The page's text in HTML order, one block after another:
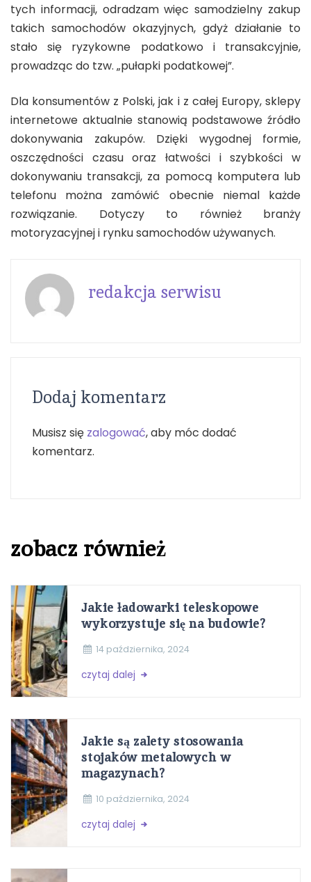
tych informacji, odradzam więc samodzielny zakup
takich samochodów okazyjnych, gdyż działanie to
stało się ryzykowne podatkowo i transakcyjnie,
prowadząc do tzw. „pułapki podatkowej”.
Dla konsumentów z Polski, jak i z całej Europy, sklepy
internetowe aktualnie stanowią podstawowe źródło
dokonywania zakupów. Dzięki wygodnej formie,
oszczędności czasu oraz łatwości i szybkości w
dokonywaniu transakcji, za pomocą komputera lub
telefonu można zamówić obecnie niemal każde
rozwiązanie. Dotyczy to również branży
motoryzacyjnej i rynku samochodów używanych.
redakcja serwisu
Dodaj komentarz
Musisz się zalogować, aby móc dodać
komentarz.
zobacz również
Jakie ładowarki teleskopowe
wykorzystuje się na budowie?
14 października, 2024
czytaj dalej
Jakie są zalety stosowania
stojaków metalowych w
magazynach?
10 października, 2024
czytaj dalej